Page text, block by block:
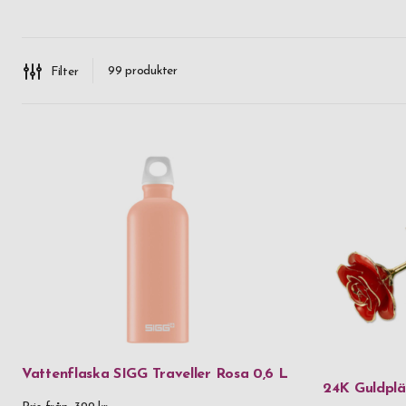
plånbok
Filter 99 produkter
Vattenflaska SIGG Traveller Rosa 0,6 L
24K